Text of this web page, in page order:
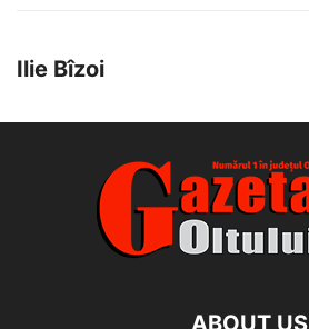
Ilie Bîzoi
ABOUT US